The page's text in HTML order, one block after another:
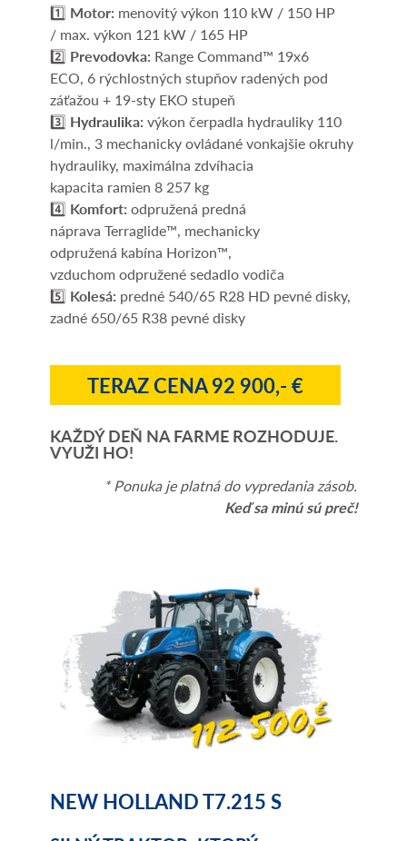
1️⃣ Motor: menovitý výkon 110 kW / 150 HP
/ max. výkon 121 kW / 165 HP
2️⃣ Prevodovka: Range Command™ 19x6
ECO, 6 rýchlostných stupňov radených pod
záťažou + 19-sty EKO stupeň
3️⃣ Hydraulika: výkon čerpadla hydrauliky 110
l/min., 3 mechanicky ovládané vonkajšie okruhy
hydrauliky, maximálna zdvíhacia
kapacita ramien 8 257 kg
4️⃣ Komfort: odpružená predná
náprava Terraglide™, mechanicky
odpružená kabína Horizon™,
vzduchom odpružené sedadlo vodiča
5️⃣ Kolesá: predné 540/65 R28 HD pevné disky,
zadné 650/65 R38 pevné disky
TERAZ CENA 92 900,- €
KAŽDÝ DEŇ NA FARME ROZHODUJE.
VYUŽI HO!
* Ponuka je platná do vypredania zásob.
Keď sa minú sú preč!
NEW HOLLAND T7.215 S